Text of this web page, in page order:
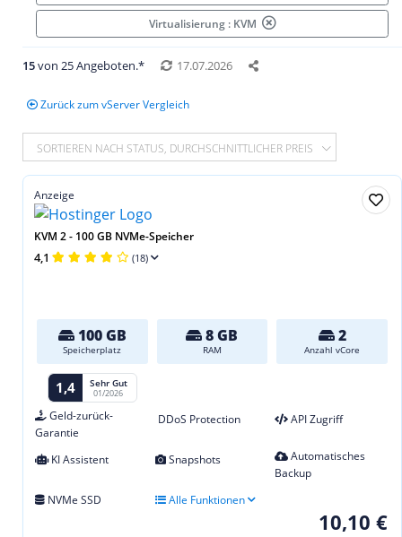
Virtualisierung : KVM
15von 25 Angeboten.* 17.07.2026
Zurück zum vServer Vergleich
SORTIEREN NACH STATUS, DURCHSCHNITTLICHER PREIS
Anzeige
KVM 2 - 100 GB NVMe-Speicher
4,1 (18)
100 GB
Speicherplatz
8 GB
RAM
2
Anzahl vCore
1,4 Sehr Gut
01/2026
Geld-zurück-
Garantie
DDoS Protection API Zugriff
KI Assistent Snapshots
Automatisches
Backup
NVMe SSD
Alle Funktionen
10,10 €